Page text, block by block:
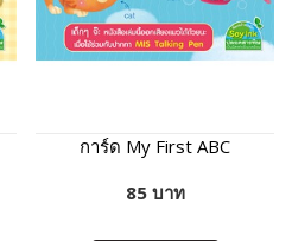
การ์ด My First ABC
85 บาท